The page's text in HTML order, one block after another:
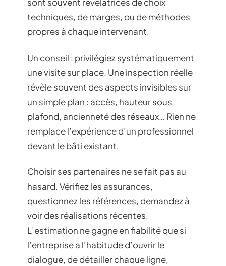
techniques, de marges, ou de méthodes
propres à chaque intervenant.
Un conseil : privilégiez systématiquement
une visite sur place. Une inspection réelle
révèle souvent des aspects invisibles sur
un simple plan : accès, hauteur sous
plafond, ancienneté des réseaux… Rien ne
remplace l’expérience d’un professionnel
devant le bâti existant.
Choisir ses partenaires ne se fait pas au
hasard. Vérifiez les assurances,
questionnez les références, demandez à
voir des réalisations récentes.
L’estimation ne gagne en fiabilité que si
l’entreprise a l’habitude d’ouvrir le
dialogue, de détailler chaque ligne,